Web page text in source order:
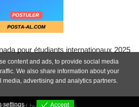
pour étudiants internationaux 2025
content and ads, to provide social media
We also share information about your
media, advertising and analytics partners.
settings
Accept